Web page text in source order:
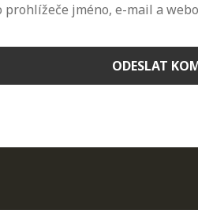
prohlížeče jméno, e-mail a